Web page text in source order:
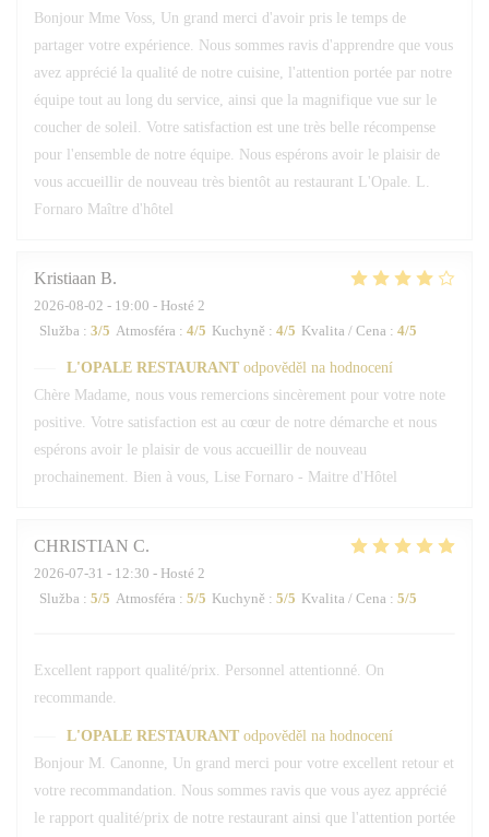
Bonjour Mme Voss, Un grand merci d'avoir pris le temps de
partager votre expérience. Nous sommes ravis d'apprendre que vous
avez apprécié la qualité de notre cuisine, l'attention portée par notre
équipe tout au long du service, ainsi que la magnifique vue sur le
coucher de soleil. Votre satisfaction est une très belle récompense
pour l'ensemble de notre équipe. Nous espérons avoir le plaisir de
vous accueillir de nouveau très bientôt au restaurant L'Opale. L.
Fornaro Maître d'hôtel
Kristiaan B
2026-08-02 - 19:00 - Hosté 2
Služba : 3/5 Atmosféra : 4/5 Kuchyně : 4/5 Kvalita / Cena : 4/5
L'OPALE RESTAURANT odpověděl na hodnocení
Chère Madame, nous vous remercions sincèrement pour votre note
positive. Votre satisfaction est au cœur de notre démarche et nous
espérons avoir le plaisir de vous accueillir de nouveau
prochainement. Bien à vous, Lise Fornaro - Maitre d'Hôtel
CHRISTIAN C
2026-07-31 - 12:30 - Hosté 2
Služba : 5/5 Atmosféra : 5/5 Kuchyně : 5/5 Kvalita / Cena : 5/5
Excellent rapport qualité/prix. Personnel attentionné. On
recommande.
L'OPALE RESTAURANT odpověděl na hodnocení
Bonjour M. Canonne, Un grand merci pour votre excellent retour et
votre recommandation. Nous sommes ravis que vous ayez apprécié
le rapport qualité/prix de notre restaurant ainsi que l'attention portée